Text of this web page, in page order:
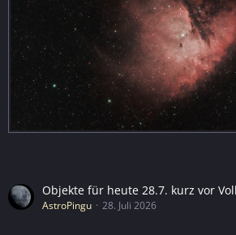
Objekte für heute 28.7. kurz vor
AstroPingu 28. Juli 2026